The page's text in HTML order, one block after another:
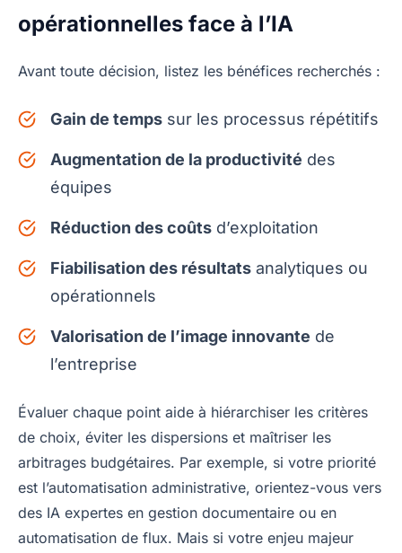
opérationnelles face à l’IA
Avant toute décision, listez les bénéfices recherchés :
Gain de temps sur les processus répétitifs
Augmentation de la productivité des
équipes
Réduction des coûts d’exploitation
Fiabilisation des résultats analytiques ou
opérationnels
Valorisation de l’image innovante de
l’entreprise
Évaluer chaque point aide à hiérarchiser les critères
de choix, éviter les dispersions et maîtriser les
arbitrages budgétaires. Par exemple, si votre priorité
est l’automatisation administrative, orientez-vous vers
des IA expertes en gestion documentaire ou en
automatisation de flux. Mais si votre enjeu majeur